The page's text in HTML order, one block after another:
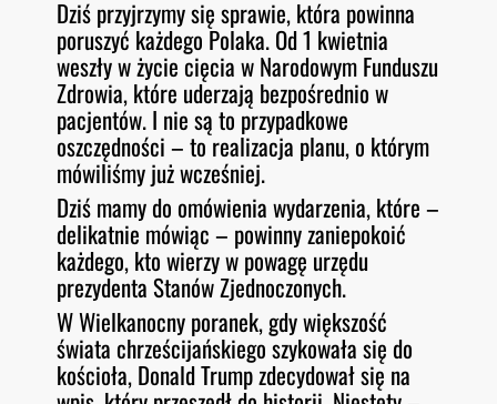
O
D
E
RSS FEED
LINK
EMBED
Dziś przyjrzymy się sprawie, która powinna
poruszyć każdego Polaka. Od 1 kwietnia
weszły w życie cięcia w Narodowym Funduszu
Zdrowia, które uderzają bezpośrednio w
pacjentów. I nie są to przypadkowe
oszczędności – to realizacja planu, o którym
mówiliśmy już wcześniej.
Dziś mamy do omówienia wydarzenia, które –
delikatnie mówiąc – powinny zaniepokoić
każdego, kto wierzy w powagę urzędu
prezydenta Stanów Zjednoczonych.
W Wielkanocny poranek, gdy większość
świata chrześcijańskiego szykowała się do
kościoła, Donald Trump zdecydował się na